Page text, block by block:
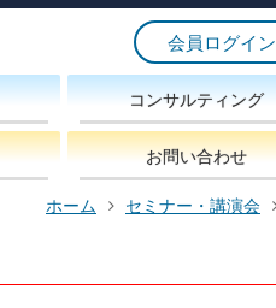
会員ログイン
コンサルティング
お問い合わせ
ホーム セミナー・講演会